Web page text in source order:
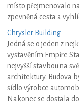
místo přejmenovalo
zpevněná cesta a
Chrysler Building
Jedná se o jeden z
vystavěním Empire
nejvyšší stavbou na
architektury. Budova
sídlo výrobce
Nakonec se dostala